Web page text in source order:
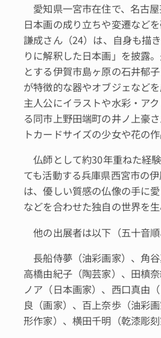
愛知県一宮市在住で、名古
日本画の成り立ちや変遷など
謙成さん（24）は、自身も描
りに解釈した日本画」を披露
とする伊賀市島ヶ原の石井郁
が特徴的な器やオブジェなど
主人公にイラストや水彩・ア
る同市上野田端町の井ノ上豪
トカードサイズの少女や花の作
仏師として約30年重ねた経
ても活動する兵庫県西宮市の伊
は、優しい質感の仏像の手に
などを合わせた独自の世界を生
他の出展者は以下（五十音順
長船侍夢（油彩画家）、角谷
高橋由紀子（陶芸家）、田槙奈
ノア（日本画家）、西口真由
良（画家）、百上奈歩（油彩
形作家）、横田千明（乾漆彫刻